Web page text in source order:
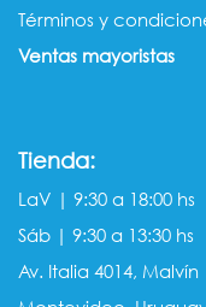
Términos y
Ventas mayorista​s
Tienda:
LaV | 9:30 a 18:00 hs
Sáb | 9:30 a 13:30 hs
Av. Italia 4014, Malvín